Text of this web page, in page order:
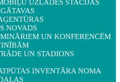
UZLĀDES STACIJAS
NOVADS
UN KONFERENCĒM
UN STADIONS
INVENTĀRA NOMA